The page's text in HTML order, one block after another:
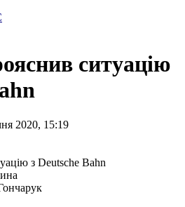
ситуацію
2020, 15:19